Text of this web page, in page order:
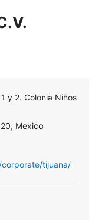
y 2. Colonia Niños
Mexico
tijuana/